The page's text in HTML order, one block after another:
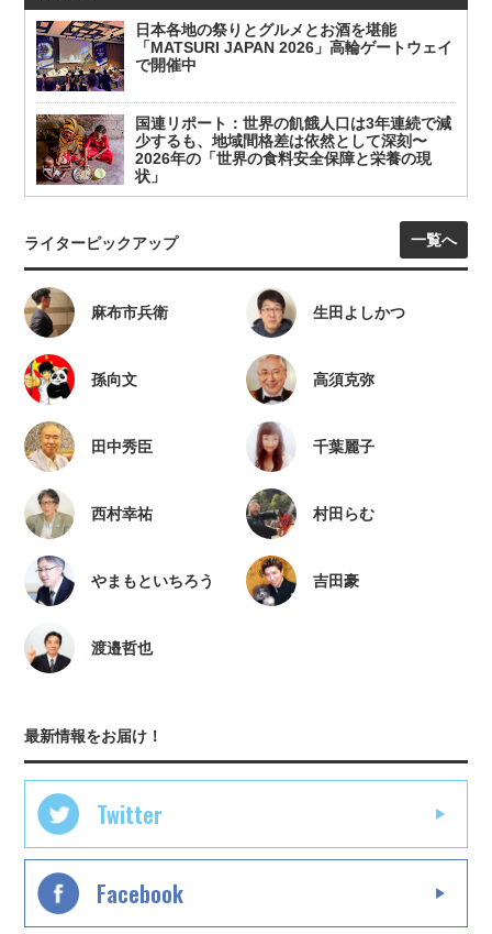
日本各地の祭りとグルメとお酒を堪能
「MATSURI JAPAN 2026」高輪ゲートウェイ
で開催中
国連リポート：世界の飢餓人口は3年連続で減
少するも、地域間格差は依然として深刻〜
2026年の「世界の食料安全保障と栄養の現
状」
ライターピックアップ 一覧へ
麻布市兵衛 生田よしかつ
孫向文 高須克弥
田中秀臣 千葉麗子
西村幸祐 村田らむ
やまもといちろう 吉田豪
渡邉哲也
最新情報をお届け！
Twitter
Facebook